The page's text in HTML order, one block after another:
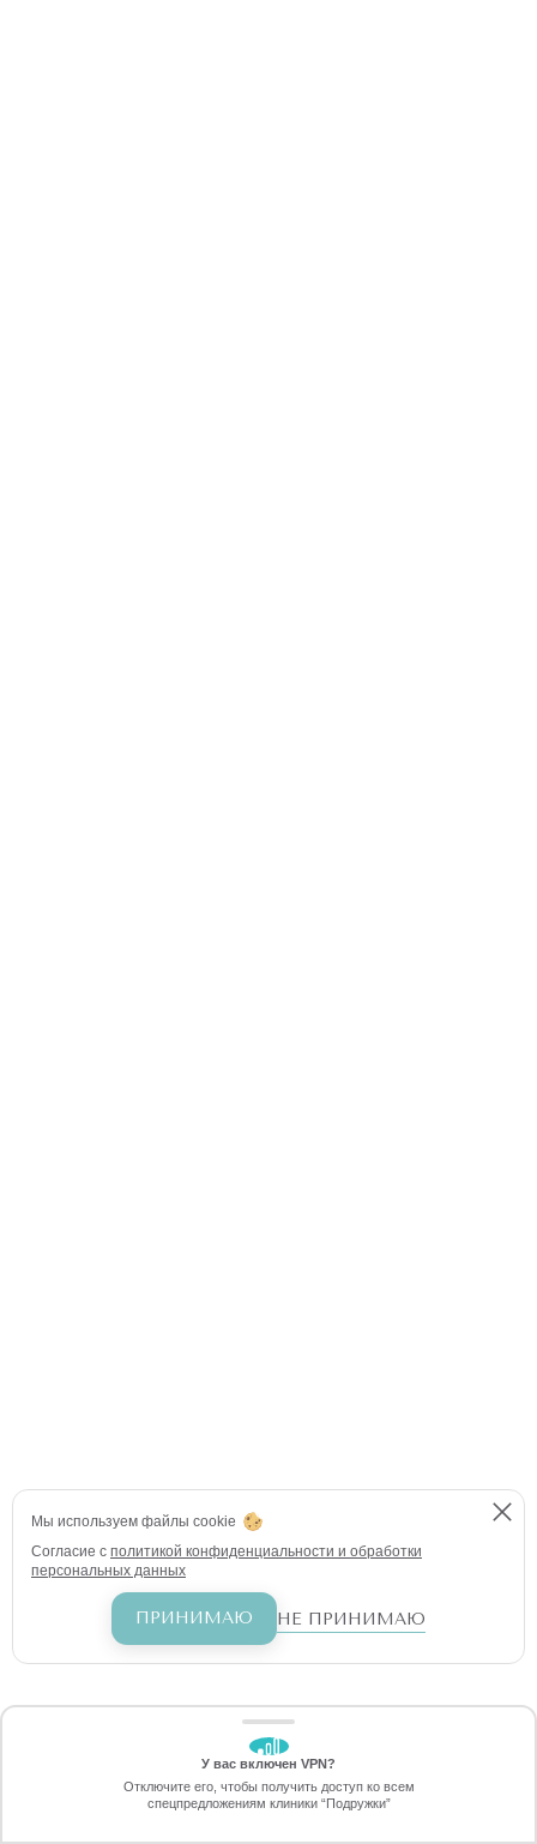
Позвоните
ЗАБЕРИТЕ СКИДКУ
1190 ₽
Мы используем файлы cookie
Согласие с политикой конфиденциальности и обработки
персональных данных
ПРИНИМАЮ НЕ ПРИНИМАЮ
У вас включен VPN?
Отключите его, чтобы получить доступ ко всем
спецпредложениям клиники “Подружки”